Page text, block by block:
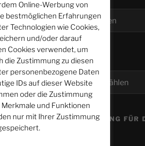
Archiv
Kategorien
UNTERSTÜTZUNG FÜR
Online-Werbung von
bestmöglichen Erfahrungen
Technologien wie Cookies,
und/oder darauf
Cookies verwendet, um
die Zustimmung zu diesen
personenbezogene Daten
IDs auf dieser Website
oder die Zustimmung
und Funktionen
nur mit Ihrer Zustimmung